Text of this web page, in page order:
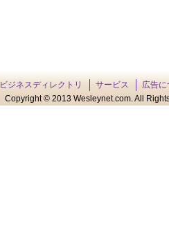
ビジネスディレクトリ サービス
広告に
Copyright © 2013 Wesleynet.com. All